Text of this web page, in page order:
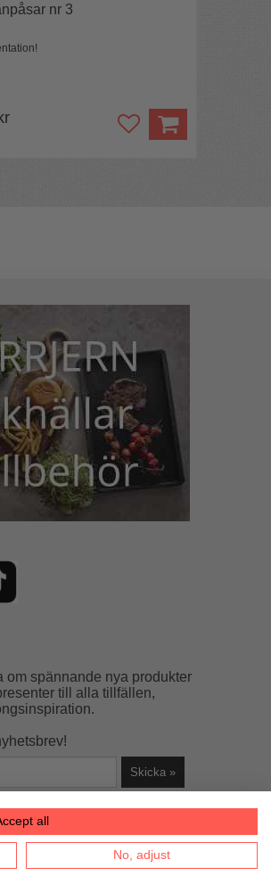
nr 3
om spännande nya produkter
till alla tillfällen,
all
No, adjust